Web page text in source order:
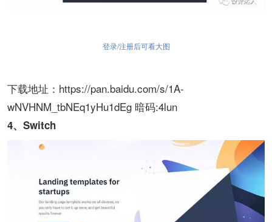
登录/注册后可看大图
下载地址：https://pan.baidu.com/s/1A-
wNVHNM_tbNEq1yHu1dEg 暗码:4lun
4、Switch